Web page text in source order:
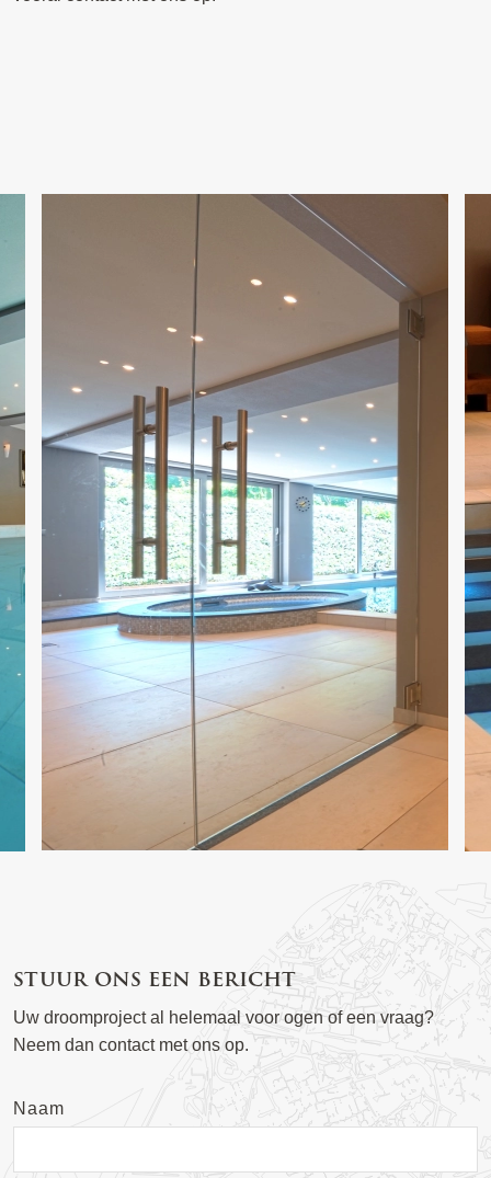
stuur ons een bericht
Uw droomproject al helemaal voor ogen of een vraag?
Neem dan contact met ons op.
Naam